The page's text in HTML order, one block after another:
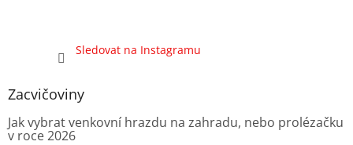
Sledovat na Instagramu
Zacvičoviny
Jak vybrat venkovní hrazdu na zahradu, nebo prolézačku
v roce 2026